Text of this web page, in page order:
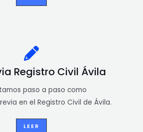
Registro Civil Ávila
paso a paso como
en el Registro Civil de Ávila.
LEER